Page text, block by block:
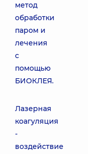
метод
обработки
паром и
лечения
с
помощью
БИОКЛЕЯ.
Лазерная
коагуляция
-
воздействие